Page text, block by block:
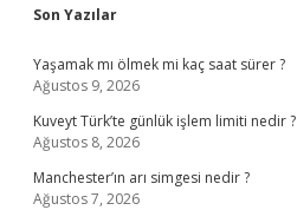
Sidebar
Son Yazılar
Yaşamak mı ölmek mi kaç saat sürer ?
Ağustos 9, 2026
Kuveyt Türk’te günlük işlem limiti nedir ?
Ağustos 8, 2026
Manchester’ın arı simgesi nedir ?
Ağustos 7, 2026